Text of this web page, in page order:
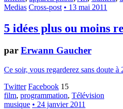
Medias Cross-post • 13 mai 2011
5 idées plus ou moins
par Erwann Gaucher
Ce soir, vous regarderez sans doute
Twitter Facebook 15
film, programmation, Télévision
musique • 24 janvier 2011